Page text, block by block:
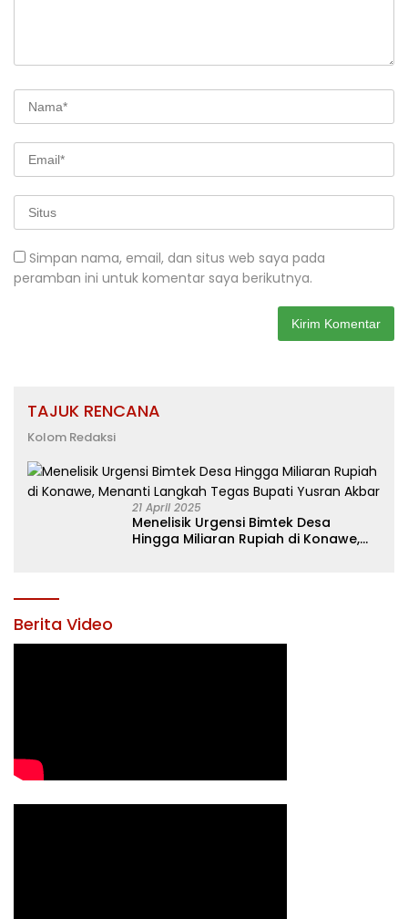
Simpan nama, email, dan situs web saya pada
peramban ini untuk komentar saya berikutnya.
TAJUK RENCANA
Kolom Redaksi
21 April 2025
Menelisik Urgensi Bimtek Desa
Hingga Miliaran Rupiah di Konawe,
Berita Video